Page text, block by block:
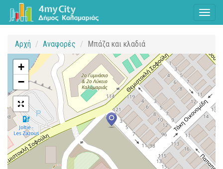
Αρχή Αναφορές Μπάζα και κλαδιά
+
−